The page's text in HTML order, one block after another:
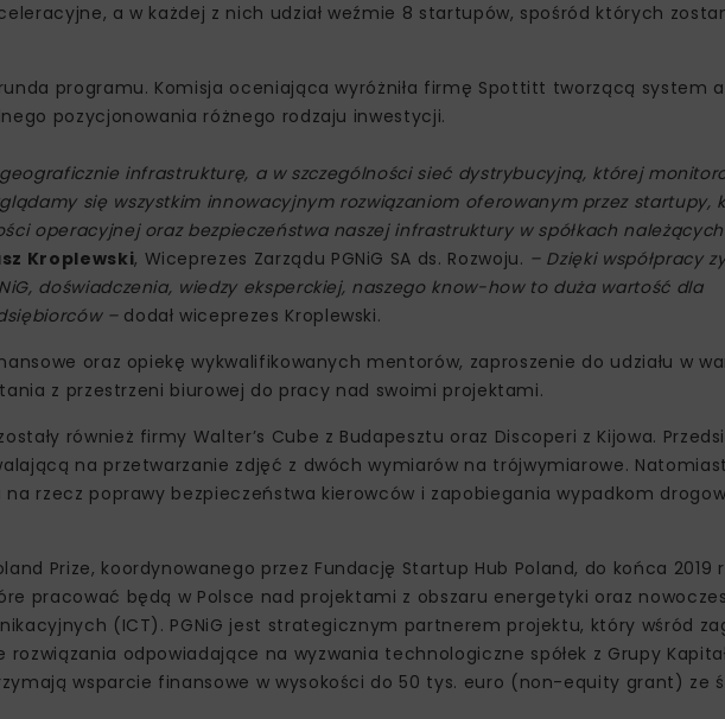
a w każdej z nich udział weźmie 8 startupów, spośród których
programu. Komisja oceniająca wyróżniła firmę Spottitt tworzącą system
pozycjonowania różnego rodzaju inwestycji.
infrastrukturę, a w szczególności sieć dystrybucyjną, której
się wszystkim innowacyjnym rozwiązaniom oferowanym przez startupy,
operacyjnej oraz bezpieczeństwa naszej infrastruktury w spółkach
Kroplewski, Wiceprezes Zarządu PGNiG SA ds. Rozwoju. – Dzięki współpracy
doświadczenia, wiedzy eksperckiej, naszego know-how to duża wartość dla
–dodał wiceprezes Kroplewski.
oraz opiekę wykwalifikowanych mentorów, zaproszenie do udziału w
z przestrzeni biurowej do pracy nad swoimi projektami.
również firmy Walter’s Cube z Budapesztu oraz Discoperi z Kijowa.
na przetwarzanie zdjęć z dwóch wymiarów na trójwymiarowe.
rzecz poprawy bezpieczeństwa kierowców i zapobiegania wypadkom
Prize, koordynowanego przez Fundację Startup Hub Poland, do końca 2019
pracować będą w Polsce nad projektami z obszaru energetyki oraz
(ICT). PGNiG jest strategicznym partnerem projektu, który wśród
odpowiadające na wyzwania technologiczne spółek z Grupy
wsparcie finansowe w wysokości do 50 tys. euro (non-equity grant) ze